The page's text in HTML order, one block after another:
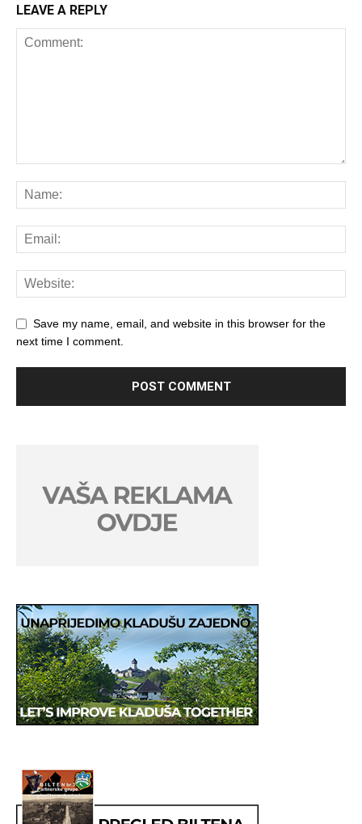
LEAVE A REPLY
Save my name, email, and website in this browser for the
next time I comment.